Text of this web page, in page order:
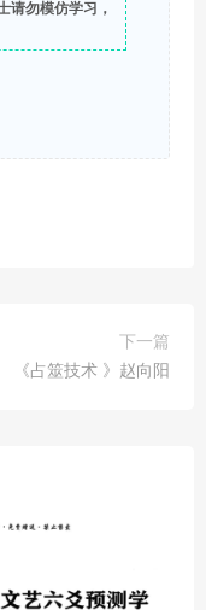
请勿模仿学习，
下一篇
《占筮技术 》赵向阳